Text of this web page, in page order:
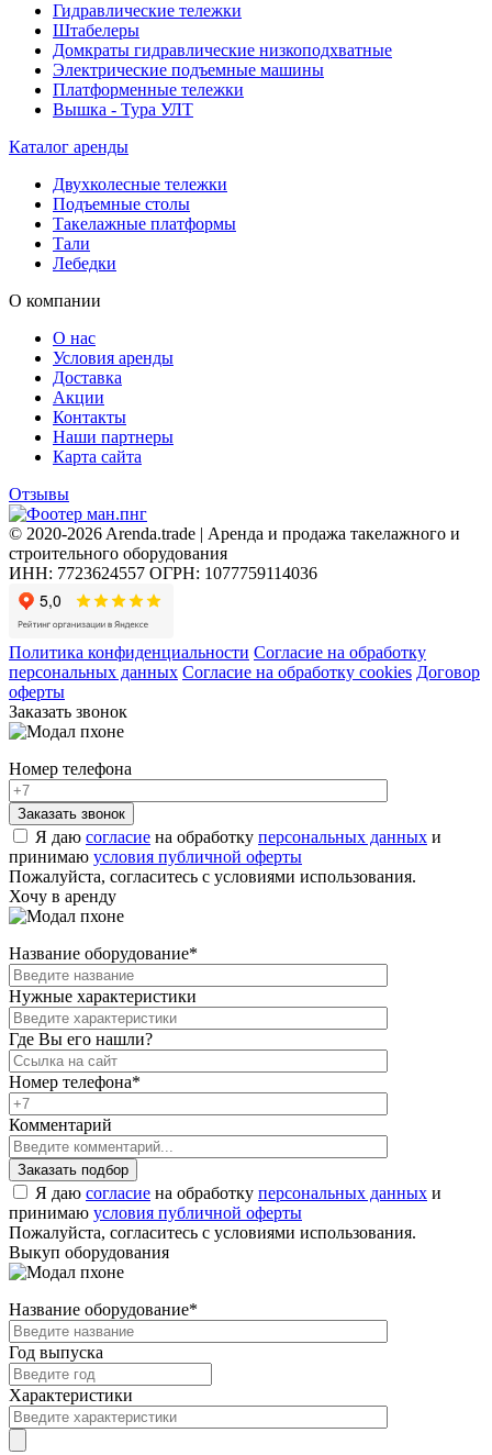
Гидравлические тележки
Штабелеры
Домкраты гидравлические низкоподхватные
Электрические подъемные машины
Платформенные тележки
Вышка - Тура УЛТ
Каталог аренды
Двухколесные тележки
Подъемные столы
Такелажные платформы
Тали
Лебедки
О компании
О нас
Условия аренды
Доставка
Акции
Контакты
Наши партнеры
Карта сайта
Отзывы
© 2020-2026 Arenda.trade | Аренда и продажа такелажного и
строительного оборудования
ИНН: 7723624557 ОГРН: 1077759114036
Политика конфиденциальности Согласие на обработку
персональных данных Согласие на обработку cookies Договор
оферты
Заказать звонок
Номер телефона
Я даю согласие на обработку персональных данных и
принимаю условия публичной оферты
Пожалуйста, согласитесь с условиями использования.
Хочу в аренду
Название оборудование*
Нужные характеристики
Где Вы его нашли?
Номер телефона*
Комментарий
Я даю согласие на обработку персональных данных и
принимаю условия публичной оферты
Пожалуйста, согласитесь с условиями использования.
Выкуп оборудования
Название оборудование*
Год выпуска
Характеристики